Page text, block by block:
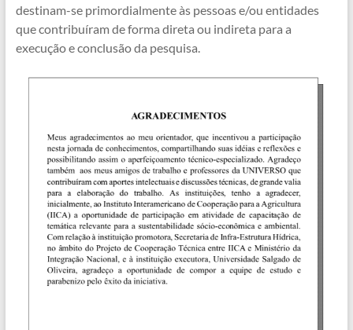
destinam-se primordialmente às pessoas e/ou entidades
que contribuíram de forma direta ou indireta para a
execução e conclusão da pesquisa.